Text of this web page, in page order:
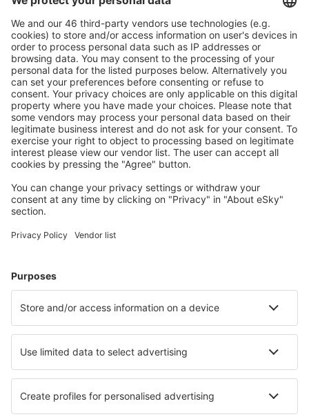
Mehr sparen
Attraktive Preise und Spezialangebote für eingeloggte
Benutzer.
Unterkünfte, die Sie mögen
Wählen Sie aus über 1,3 Millionen Unterkünften: Hotels,
Hütten, Apartments und andere.
Unterkünfte in Frankreich - Beliebte Städte
Unterkunft in Paris Unterkunft in Valmorel
Unterkunft in Saint-Hilaire-de-Riez
Die besten Unterkünfte - Städte